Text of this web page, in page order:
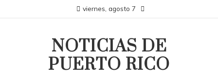
viernes, agosto 7
NOTICIAS DE
PUERTO RICO